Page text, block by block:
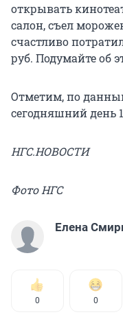
открывать
салон, съел
счастливо
руб. Подумайте об
Отметим, по
сегодняшний день
НГС.НОВОСТИ
Фото НГС
Елена
0 0